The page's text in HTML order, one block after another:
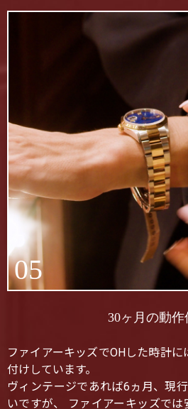
05
30ヶ月の動作
ファイアーキッズでOHした時計
付けしています。
ヴィンテージであれば6ヵ月、現
いですが、 ファイアーキッズでは